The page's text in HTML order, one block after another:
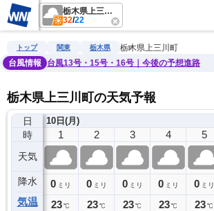
栃木県上三川町
32/22
雨雲レーダー 台風情報 地震情報
トップ 関東 栃木県
栃木県上三川町
台風情報
台風13号・15号・16号｜今後の予想進路
栃木県上三川町の天気予報
日
時
天気
降水
気温
10日(月)
0
0ミリ
23℃
1
0 ミリ
23℃
2
0 ミリ
23℃
3
0 ミリ
23℃
4
0 ミリ
23℃
5
0 ミリ
23℃